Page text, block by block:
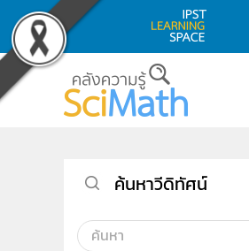
Skip to main content
ค้นหาวีดิทัศน์